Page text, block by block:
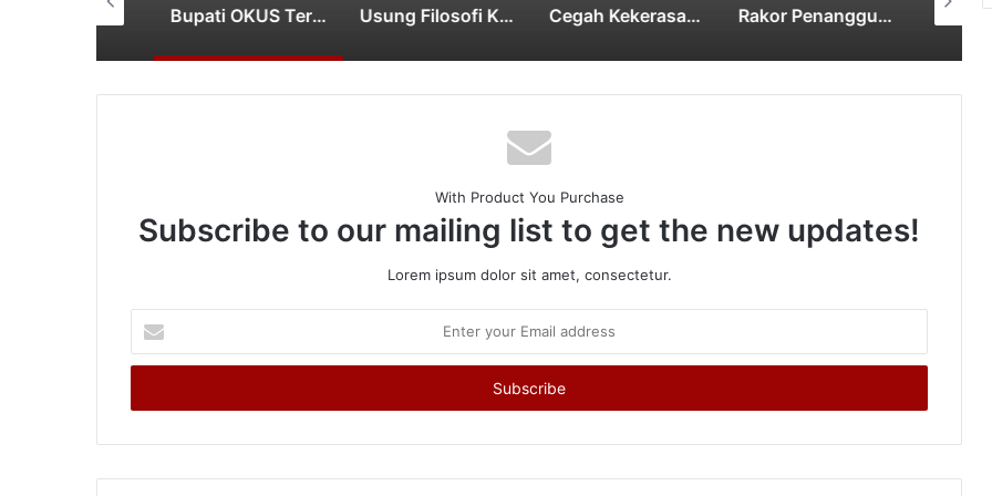
Bupati OKUS Terima Audiensi Kepala Samsat, Perkuat Sinergi Tingkatkan Pendapatan Daerah Usung Filosofi Kapal Sriwijaya, Masjid Al Fathul Akbar Siap Tampil Lebih Ikonik Cegah Kekerasan Berbasis Gender Online, Pemkot Palembang Gelar Pelatihan Literasi Digital Rakor Penanggulangan Kemiskinan dan Program 3 juta Rumah, Pemkab OKUS Perkuat Kolaborasi dengan Pemprov Sumsel
With Product You Purchase
Subscribe to our mailing list to get the new updates!
Lorem ipsum dolor sit amet, consectetur.
your
Email